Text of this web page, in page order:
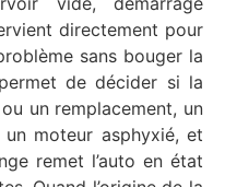
directement pour
sans bouger la
de décider si la
un remplacement, un
moteur asphyxié, et
remet l’auto en état